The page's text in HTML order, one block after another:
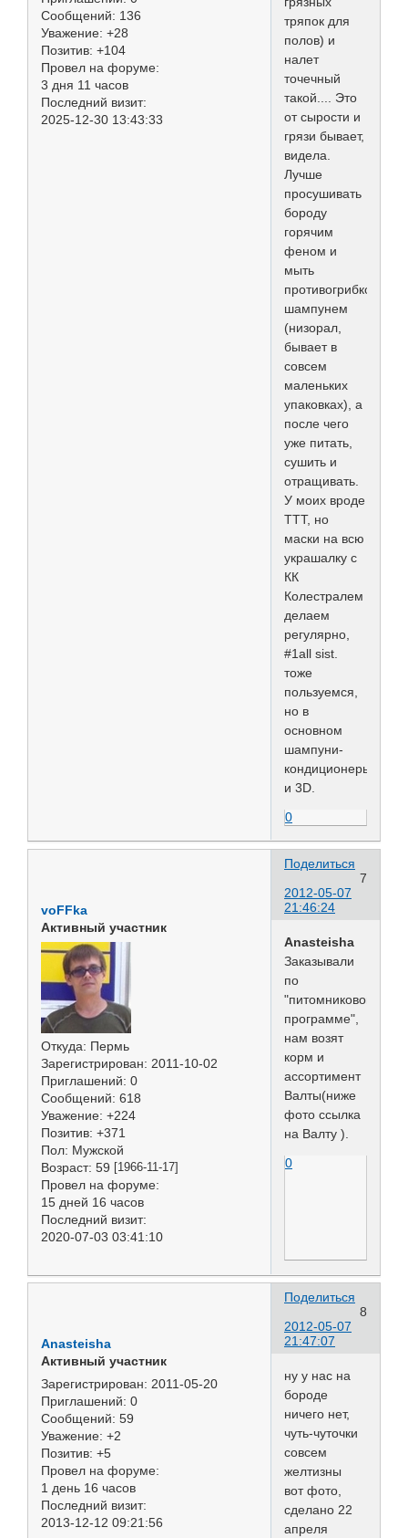
Сообщений: 136
Уважение: +28
Позитив: +104
Провел на форуме:
3 дня 11 часов
Последний визит:
2025-12-30 13:43:33
тряпок для
полов) и
налет
точечный
такой.... Это
от сырости и
грязи бывает,
видела.
Лучше
просушивать
бороду
горячим
феном и
мыть
противогрибковым
шампунем
(низорал,
бывает в
совсем
маленьких
упаковках), а
после чего
уже питать,
сушить и
отращивать.
У моих вроде
ТТТ, но
маски на всю
украшалку с
КК
Колестралем
делаем
регулярно,
#1all sist.
тоже
пользуемся,
но в
основном
шампуни-
кондиционеры
и 3D.
0
Поделиться
7
2012-05-07
21:46:24
voFFka
Активный участник
Откуда: Пермь
Зарегистрирован: 2011-10-02
Приглашений: 0
Сообщений: 618
Уважение: +224
Позитив: +371
Пол: Мужской
Возраст: 59 [1966-11-17]
Провел на форуме:
15 дней 16 часов
Последний визит:
2020-07-03 03:41:10
Anasteisha
Заказывали
по
"питомниковой
программе",
нам возят
корм и
ассортимент
Валты(ниже
фото ссылка
на Валту ).
0
Поделиться
8
2012-05-07
21:47:07
Anasteisha
Активный участник
Зарегистрирован: 2011-05-20
Приглашений: 0
Сообщений: 59
Уважение: +2
Позитив: +5
Провел на форуме:
1 день 16 часов
Последний визит:
2013-12-12 09:21:56
ну у нас на
бороде
ничего нет,
чуть-чуточки
совсем
желтизны
вот фото,
сделано 22
апреля